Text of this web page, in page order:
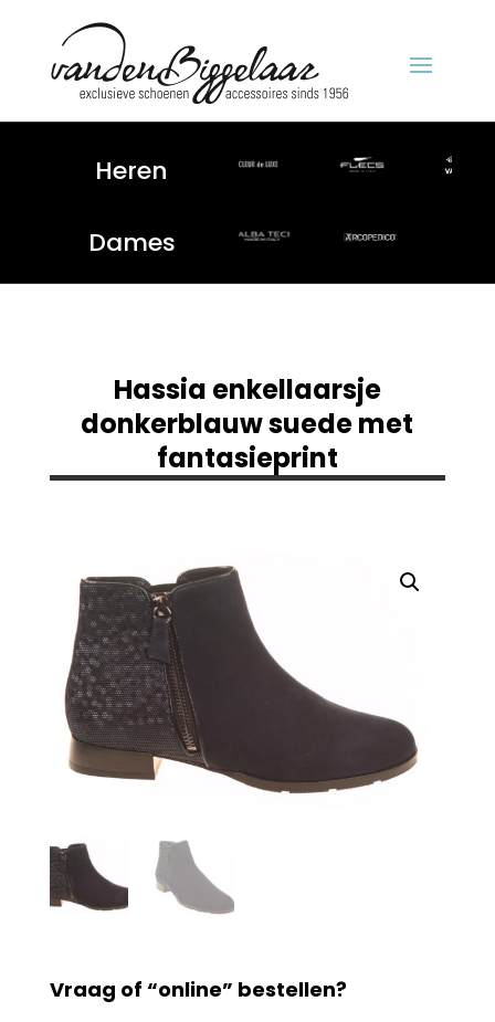
Heren
Dames
Hassia enkellaarsje
donkerblauw suede met
fantasieprint
Vraag of “online” bestellen?